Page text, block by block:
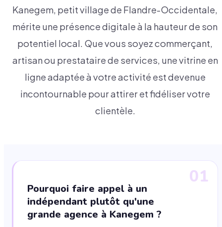
Kanegem, petit village de Flandre-Occidentale,
mérite une présence digitale à la hauteur de son
potentiel local. Que vous soyez commerçant,
artisan ou prestataire de services, une vitrine en
ligne adaptée à votre activité est devenue
incontournable pour attirer et fidéliser votre
clientèle.
01
Pourquoi faire appel à un
indépendant plutôt qu'une
grande agence à Kanegem ?